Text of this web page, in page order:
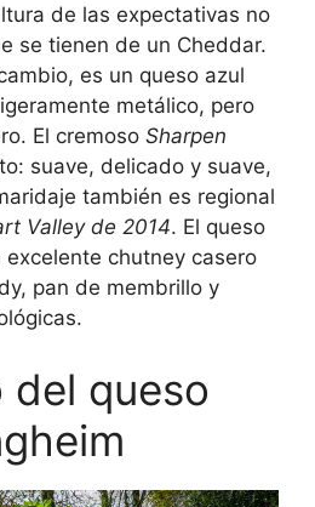
de las expectativas no
se tienen de un Cheddar.
es un queso azul
metálico, pero
El cremoso Sharpen
suave, delicado y suave,
también es regional
Valley de 2014. El queso
chutney casero
pan de membrillo y
del queso